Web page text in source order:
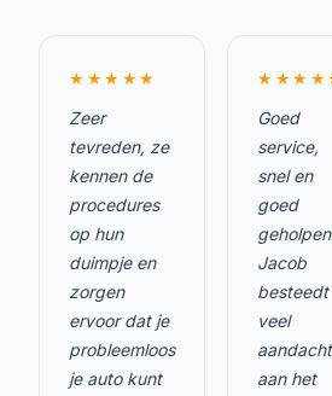
★★★★★
Zeer
tevreden, ze
kennen de
procedures
op hun
duimpje en
zorgen
ervoor dat je
probleemloos
je auto kunt
Goed
service,
snel en
goed
Jacob
besteedt
veel
aandacht
aan het